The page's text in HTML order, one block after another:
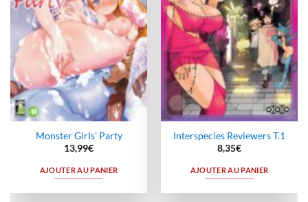
Monster Girls’ Party
13,99€
AJOUTER AU PANIER
Interspecies Reviewers T.1
8,35€
AJOUTER AU PANIER